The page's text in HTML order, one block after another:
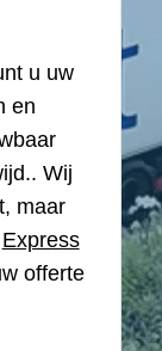
u uw
en
Wij
maar
Express
offerte